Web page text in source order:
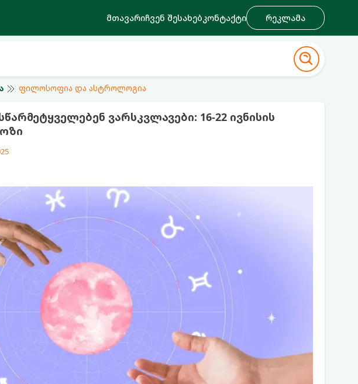
მთავარიჩვენ შესახებკონტაქტი რეკლამა
ფილოსოფია და ასტროლოგია
ვარსკვლავები: 16-22 ივნისის